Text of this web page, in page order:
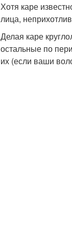
Хотя каре
лица,
Делая каре
остальные по
их (если ваши